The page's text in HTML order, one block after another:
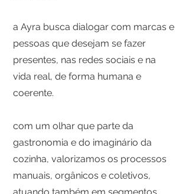
a Ayra busca dialogar com marcas e
pessoas que desejam se fazer
presentes, nas redes sociais e na
vida real, de forma humana e
coerente.
com um olhar que parte da
gastronomia e do imaginário da
cozinha, valorizamos os processos
manuais, orgânicos e coletivos,